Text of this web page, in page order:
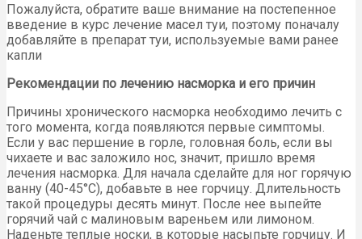
Пожалуйста, обратите ваше внимание на постепенное
введение в курс лечение масел туи, поэтому поначалу
добавляйте в препарат туи, используемые вами ранее
капли
Рекомендации по лечению насморка и его причин
Причины хронического насморка необходимо лечить с
того момента, когда появляются первые симптомы.
Если у вас першение в горле, головная боль, если вы
чихаете и вас заложило нос, значит, пришло время
лечения насморка. Для начала сделайте для ног горячую
ванну (40-45°С), добавьте в нее горчицу. Длительность
такой процедуры десять минут. После нее выпейте
горячий чай с малиновым вареньем или лимоном.
Наденьте теплые носки, в которые насыпьте горчицу. И